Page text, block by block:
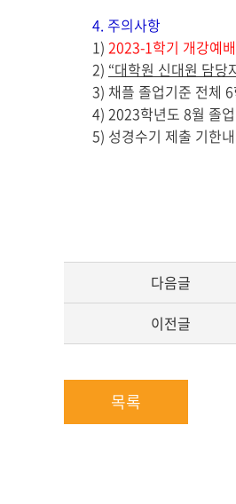
4. 주의사항
1) 2023-1학기 개강예배
2) “대학원 신대원 담당
3) 채플 졸업기준 전체 6
4) 2023학년도 8월 졸
5) 성경수기 제출 기한
다음글
이전글
목록